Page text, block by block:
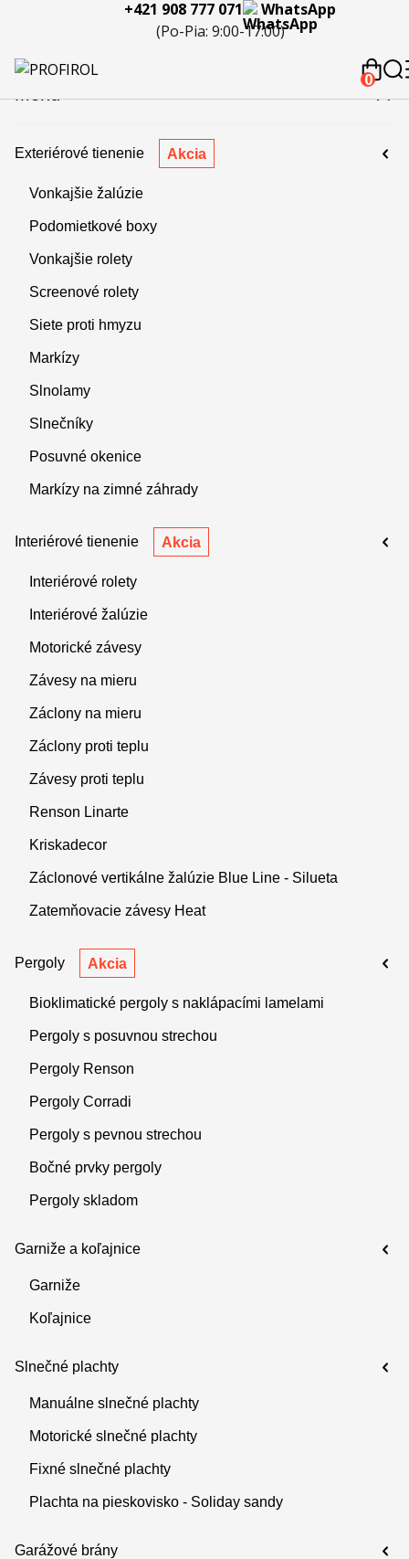
Servis a
reklamácie
KontaktyKariéraSpolupráca
777 071
+421 908 777 071
WhatsApp
(Po-Pia: 9:00-17:00)
0
Menu
Exteriérové tienenie Akcia
Vonkajšie žalúzie
Podomietkové boxy
Vonkajšie rolety
Screenové rolety
Siete proti hmyzu
Markízy
Slnolamy
Slnečníky
Posuvné okenice
Markízy na zimné záhrady
Interiérové tienenie Akcia
Interiérové rolety
Interiérové žalúzie
Motorické závesy
Závesy na mieru
Záclony na mieru
Záclony proti teplu
Závesy proti teplu
Renson Linarte
Kriskadecor
Záclonové vertikálne žalúzie Blue Line - Silueta
Zatemňovacie závesy Heat
Pergoly Akcia
Bioklimatické pergoly s naklápacími lamelami
Pergoly s posuvnou strechou
Pergoly Renson
Pergoly Corradi
Pergoly s pevnou strechou
Bočné prvky pergoly
Pergoly skladom
Garniže a koľajnice
Garniže
Koľajnice
Slnečné plachty
Manuálne slnečné plachty
Motorické slnečné plachty
Fixné slnečné plachty
Plachta na pieskovisko - Soliday sandy
Garážové brány